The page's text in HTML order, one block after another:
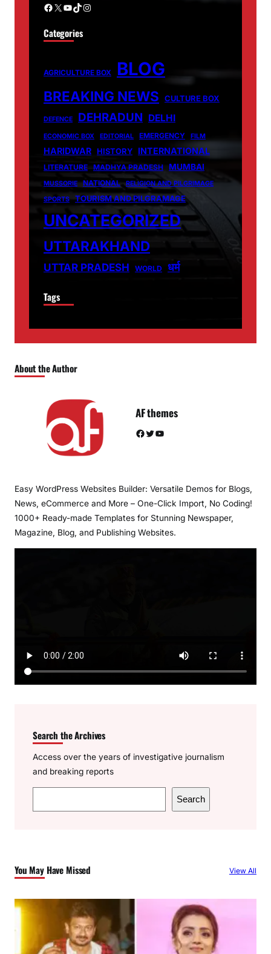
Facebook X YouTube TikTok Instagram
Categories
AGRICULTURE BOX BLOG
BREAKING NEWS CULTURE BOX
DEFENCE DEHRADUN DELHI
ECONOMIC BOX EDITORIAL EMERGENCY FILM
HARIDWAR HISTORY INTERNATIONAL
LITERATURE MADHYA PRADESH MUMBAI
MUSSORIE NATIONAL
RELIGION AND PILGRIMAGE
SPORTS
TOURISM AND PILGRAMAGE
UNCATEGORIZED
UTTARAKHAND
UTTAR PRADESH WORLD धर्म
Tags
About the Author
AF themes
Facebook Twitter YouTube
Easy WordPress Websites Builder: Versatile Demos for Blogs,
News, eCommerce and More – One-Click Import, No Coding!
1000+ Ready-made Templates for Stunning Newspaper,
Magazine, Blog, and Publishing Websites.
Search the Archives
Access over the years of investigative journalism
and breaking reports
e
h
Search
You May Have Missed View All